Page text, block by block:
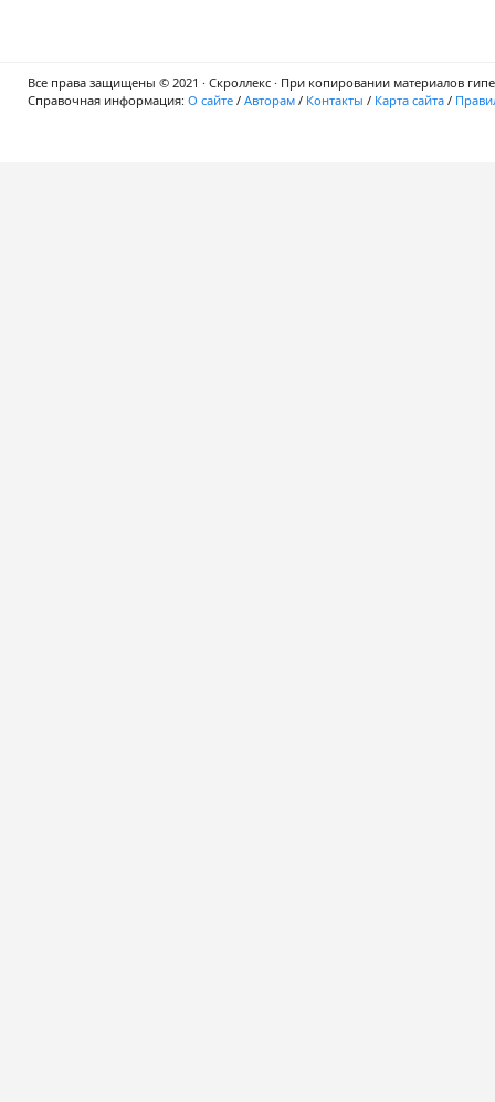
Все права защищены © 2021 · Скроллекс · При копировании материалов
Справочная информация: О сайте / Авторам / Контакты / Карта сайта /